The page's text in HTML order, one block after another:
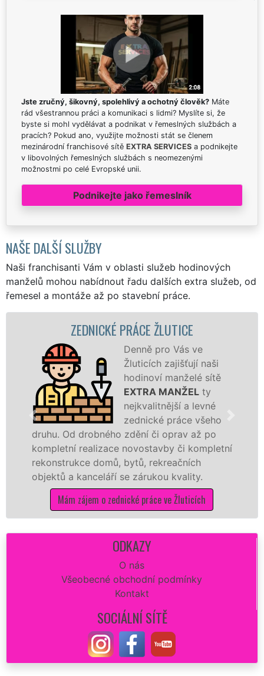
Jste zručný, šikovný, spolehlivý a ochotný člověk? Máte
rád všestrannou práci a komunikaci s lidmi? Myslíte si, že
byste si mohl vydělávat a podnikat v řemeslných službách a
pracích? Pokud ano, využijte možnosti stát se členem
mezinárodní franchisové sítě EXTRA SERVICES a podnikejte
v libovolných řemeslných službách s neomezenými
možnostmi po celé Evropské unii.
Podnikejte jako řemeslník
NAŠE DALŠÍ SLUŽBY
Naši franchisanti Vám v oblasti služeb hodinových
manželů mohou nabídnout řadu dalších extra služeb, od
řemesel a montáže až po stavební práce.
ZEDNICKÉ PRÁCE ŽLUTICE
Denně pro Vás ve
Žluticích zajišťují naši
hodinoví manželé sítě
EXTRA MANŽELty
nejkvalitnější a levné
zednické práce všeho
drobného zdění či oprav až po
realizace novostavby či kompletní
domů, bytů, rekreačních
kanceláří se zárukou kvality.
zájem o zednické práce ve Žluticích
dokonale
ODKAZY
O nás
Všeobecné obchodní podmínky
Kontakt
SOCIÁLNÍ SÍTĚ